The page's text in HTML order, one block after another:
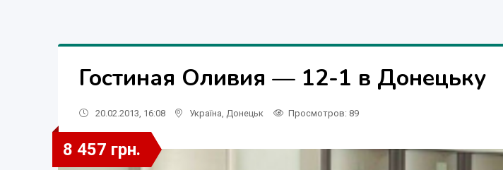
Гостиная Оливия — 12-1 в Донецьку
20.02.2013, 16:08 Україна Донецьк Просмотров: 89
8 457 грн.